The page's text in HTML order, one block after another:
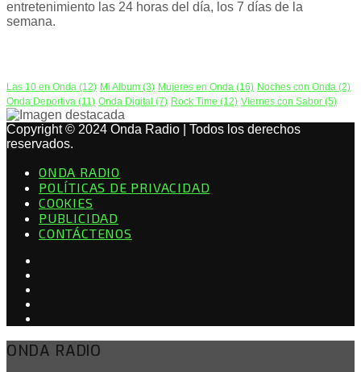
entretenimiento las 24 horas del día, los 7 días de la
semana.
Las 10 en Onda (12) Mi Album (3) Mujeres en Onda (16) Noches con Onda (2)
Onda Deportiva (11) Onda Digital (7) Rock Time (12) Viernes con Sabor (5)
Copyright © 2024 Onda Radio | Todos los derechos
reservados.
ONDA RADIO
POLÍTICAS DE PRIVACIDAD
COOKIES
PUBLICIDAD
CONTÁCTENOS
ONDA RADIO